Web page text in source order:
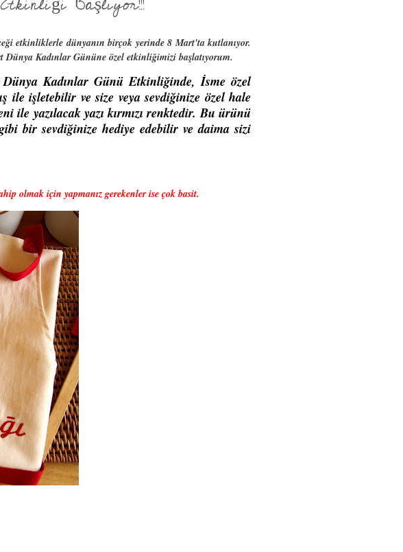
etkinliklerle dünyanın birçok yerinde 8 Mart'ta kutlanıyor.
Kadınlar Gününe özel etkinliğimizi başlatıyorum.
Kadınlar Günü Etkinliğinde, İsme özel
işletebilir ve size veya sevdiğinize özel hale
ile yazılacak yazı kırmızı renktedir. Bu ürünü
bir sevdiğinize hediye edebilir ve daima sizi
olmak için yapmanız gerekenler ise çok basit.